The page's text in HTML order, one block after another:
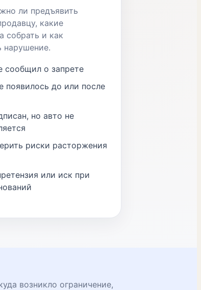
ли предъявить
какие
собрать и как
нарушение.
сообщил о запрете
появилось до или после
но авто не
риски расторжения
или иск при
возникло ограничение,